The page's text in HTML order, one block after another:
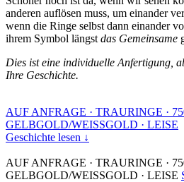
anderen auflösen muss, um einander
wenn die Ringe selbst dann einander
ihrem Symbol längst das Gemeinsame
Dies ist eine individuelle Anfertigung,
Ihre Geschichte.
AUF ANFRAGE · TRAURINGE ·
GELBGOLD/WEISSGOLD · LEISE
Geschichte lesen ↓
AUF ANFRAGE · TRAURINGE ·
GELBGOLD/WEISSGOLD · LEISE